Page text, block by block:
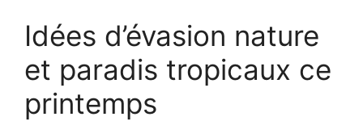
Idées d’évasion nature
et paradis tropicaux ce
printemps